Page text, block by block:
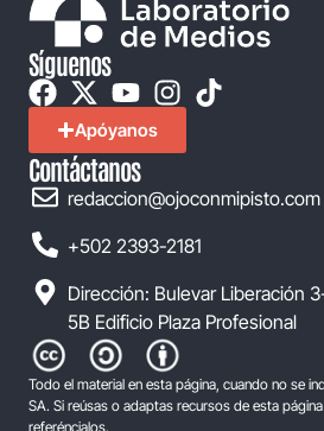
Síguenos
Apóyanos
Contáctanos
redaccion@ojoconmipisto.com
+502 2393-2181
Dirección: Bulevar Liberación
5B Edificio Plaza Profesional
Todo el material en esta página, cuando no se
SA. Si reúsas o adaptas recursos de esta
referéncialos.